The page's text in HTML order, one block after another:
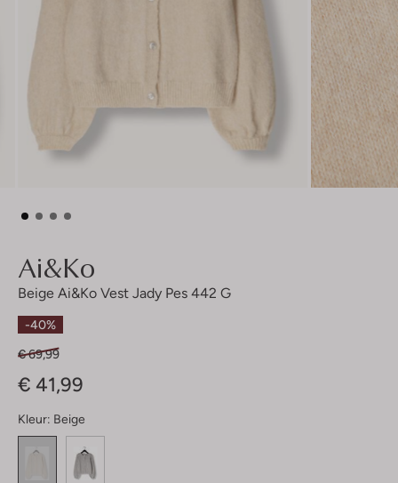
Ai&ko
Beige Ai&ko Vest Jady Pes 442 G
-40%
€ 69,99
€ 41,99
Kleur: Beige